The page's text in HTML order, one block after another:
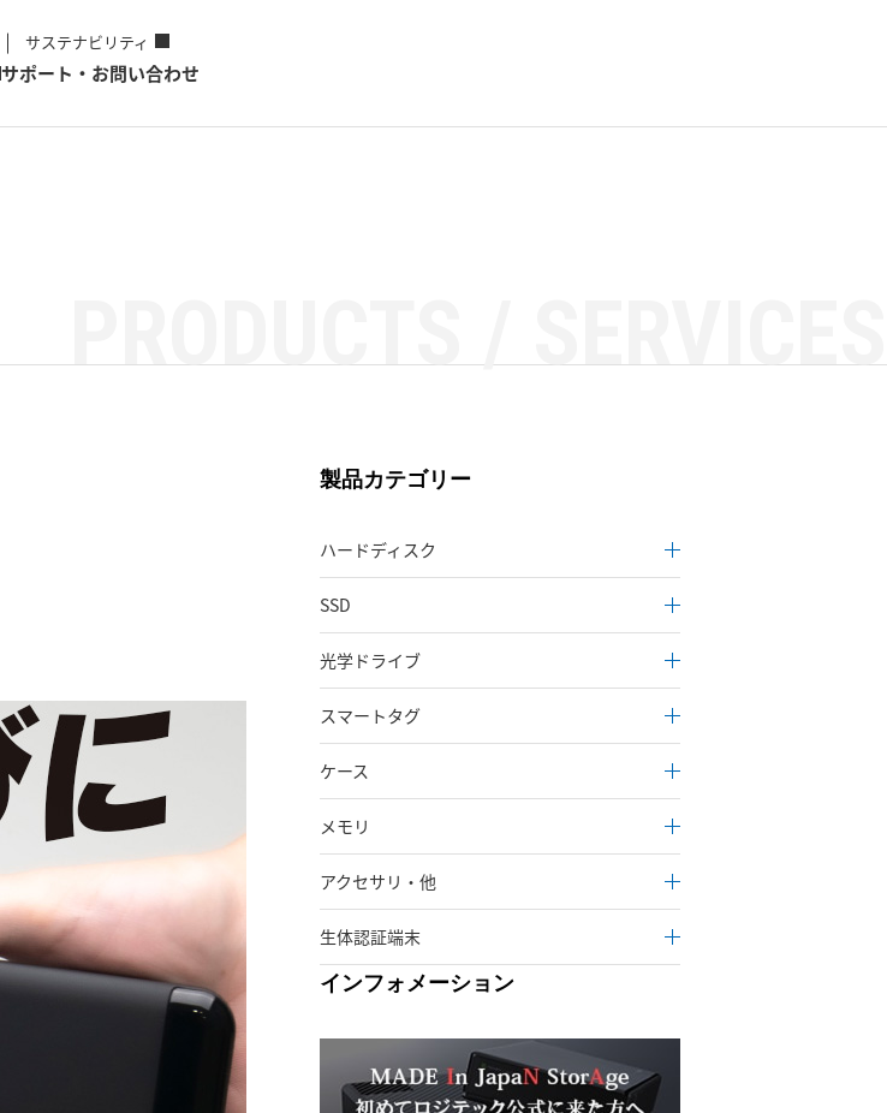
サステナビリティ
サポート・お問い合わせ
製品カテゴリー
ハードディスク
SSD
光学ドライブ
スマートタグ
ケース
メモリ
アクセサリ・他
生体認証端末
インフォメーション